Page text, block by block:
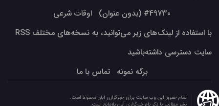
#49730 (بدون عنوان)
اوقات شرعی
با استفاده از لینک‌های زیر می‌توانید، به نسخه‌های مختلف RSS
سایت دسترسی داشته‌باشید
برگه نمونه
تماس با ما
تمام حقوق این وب سایت برای خبرگزاری آبان محفوظ است.
نشر مطالب با ذکر نام خبرگزاری آبان بلامانع است.